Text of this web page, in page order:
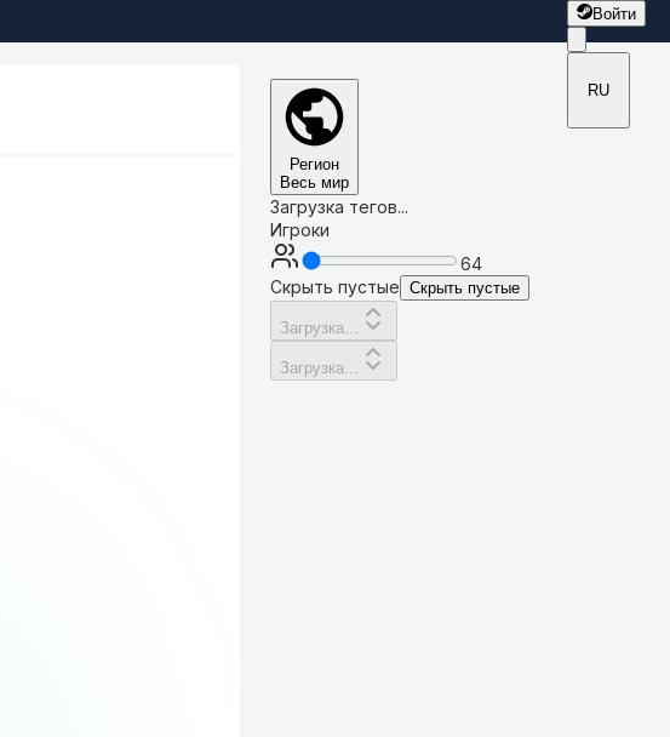
Войти
RU
Регион
Весь мир
Загрузка тегов...
Игроки
64
Скрыть пустые Скрыть пустые
Загрузка...
Загрузка...